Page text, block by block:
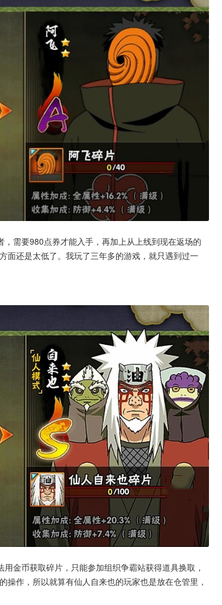
需要980点券才能入手，再加上从上线到现在返场的
面还是太低了。我玩了三年多的游戏，就只遇到过一
金币获取碎片，只能参加组织争霸站获得道具换取，
作，所以就算有仙人自来也的玩家也是放在仓管里，